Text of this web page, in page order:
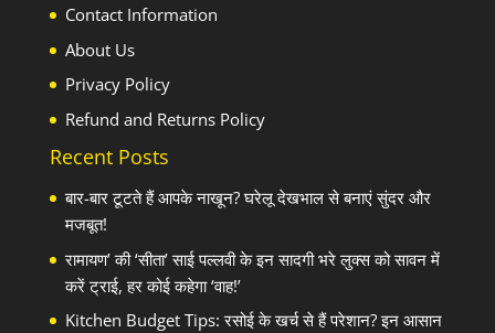
Contact Information
About Us
Privacy Policy
Refund and Returns Policy
Recent Posts
बार-बार टूटते हैं आपके नाखून? घरेलू देखभाल से बनाएं सुंदर और
मजबूत!
रामायण’ की ‘सीता’ साई पल्लवी के इन सादगी भरे लुक्स को सावन में
करें ट्राई, हर कोई कहेगा ‘वाह!’
Kitchen Budget Tips: रसोई के खर्च से हैं परेशान? इन आसान